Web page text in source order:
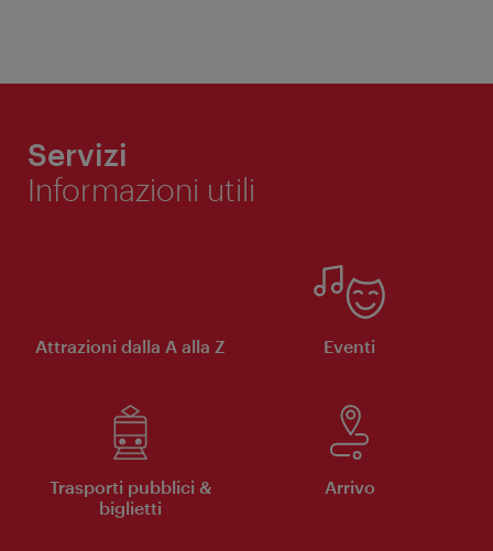
Servizi
Informazioni utili
Attrazioni dalla A alla Z Eventi
Trasporti pubblici &
biglietti
Arrivo